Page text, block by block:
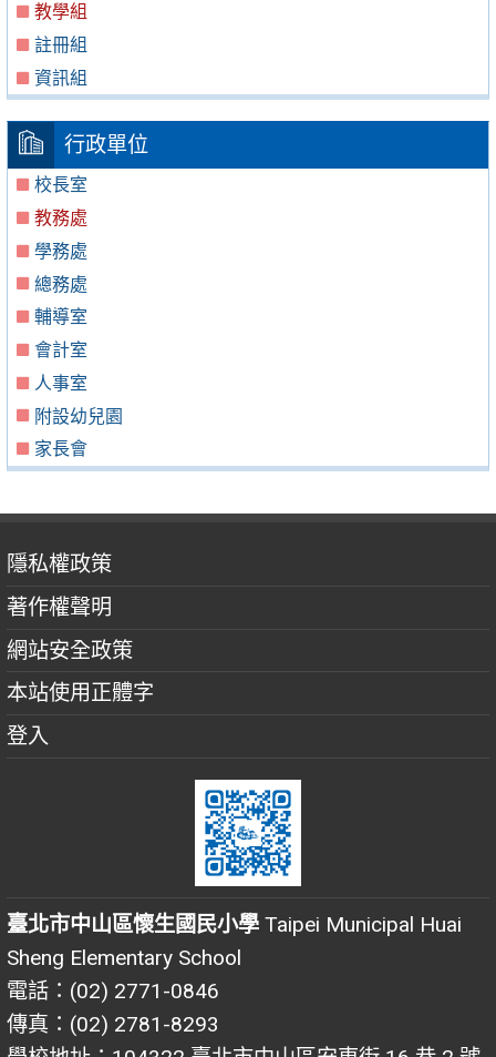
教學組
註冊組
資訊組
行政單位
校長室
教務處
學務處
總務處
輔導室
會計室
人事室
附設幼兒園
家長會
隱私權政策
著作權聲明
網站安全政策
本站使用正體字
登入
臺北市中山區懷生國民小學 Taipei Municipal Huai
Sheng Elementary School
電話：(02) 2771-0846
傳真：(02) 2781-8293